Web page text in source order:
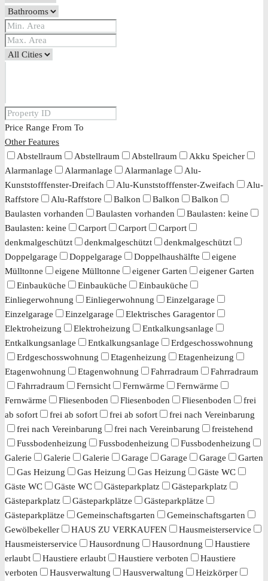
Price Range From To
Other Features
Abstellraum
Abstellraum Abstellraum
Akku Speicher
Alarmanlage
Alarmanlage Alarmanlage
Alu-
Kunststofffenster-Dreifach
Alu-Kunststofffenster-Zweifach
Alu-
Raffstore
Alu-Raffstore Balkon Balkon
Balkon
Baulasten vorhanden
Baulasten vorhanden
Baulasten: keine
Baulasten: keine
Carport Carport
Carport
denkmalgeschützt
denkmalgeschützt
denkmalgeschützt
Doppelgarage
Doppelgarage Doppelhaushälfte
eigene
Mülltonne
eigene Mülltonne eigener Garten
eigener Garten
Einbauküche
Einbauküche
Einbauküche
Einliegerwohnung
Einliegerwohnung
Einzelgarage
Einzelgarage
Einzelgarage
Elektrisches Garagentor
Elektroheizung
Elektroheizung
Entkalkungsanlage
Entkalkungsanlage
Entkalkungsanlage
Erdgeschosswohnung
Erdgeschosswohnung
Etagenheizung
Etagenheizung
Etagenwohnung
Etagenwohnung Fahrradraum
Fahrradraum
Fahrradraum
Fernsicht Fernwärme
Fernwärme
Fernwärme
Fliesenboden Fliesenboden Fliesenboden
frei
ab sofort
frei ab sofort frei ab sofort
frei nach Vereinbarung
frei nach Vereinbarung
frei nach Vereinbarung
freistehend
Fussbodenheizung
Fussbodenheizung
Fussbodenheizung
Galerie
Galerie Galerie Garage Garage Garage
Garten
Gas Heizung
Gas Heizung Gas Heizung
Gäste WC
Gäste WC
Gäste WC Gästeparkplatz
Gästeparkplatz
Gästeparkplatz
Gästeparkplätze
Gästeparkplätze
Gästeparkplätze
Gemeinschaftsgarten
Gemeinschaftsgarten
Gewölbekeller
HAUS ZU VERKAUFEN
Hausmeisterservice
Hausmeisterservice
Hausordnung Hausordnung
Haustiere
erlaubt
Haustiere erlaubt Haustiere verboten
Haustiere
verboten
Hausverwaltung Hausverwaltung
Heizkörper